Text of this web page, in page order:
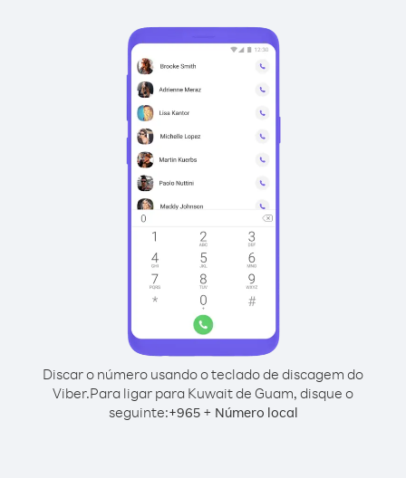
Discar o número usando o teclado de discagem do
Viber.Para ligar para Kuwait de Guam, disque o
seguinte:+965+ Número local